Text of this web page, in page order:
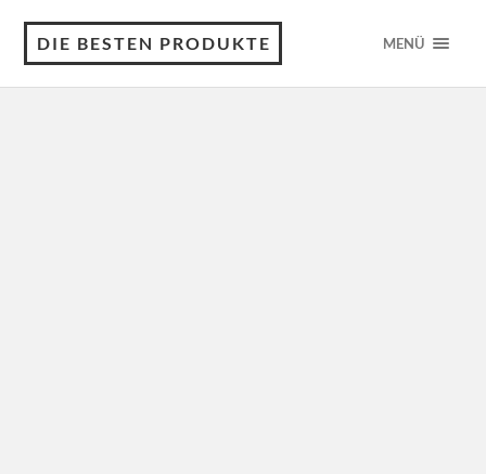
DIE BESTEN PRODUKTE MENÜ